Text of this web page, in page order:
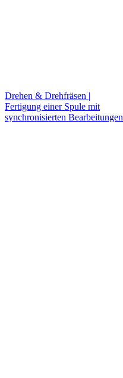
Drehen & Drehfräsen |
Fertigung einer Spule mit
synchronisierten Bearbeitungen